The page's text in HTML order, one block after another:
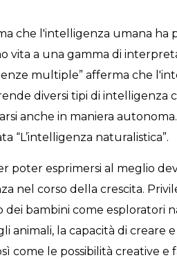
che l'intelligenza umana ha
vita a una gamma di
multiple” afferma che
diversi tipi di intelligenza
anche in maniera
“L’intelligenza naturalistica”.
poter esprimersi al meglio
nel corso della crescita.
bambini come esploratori
animali, la capacità di creare
come le possibilità creative